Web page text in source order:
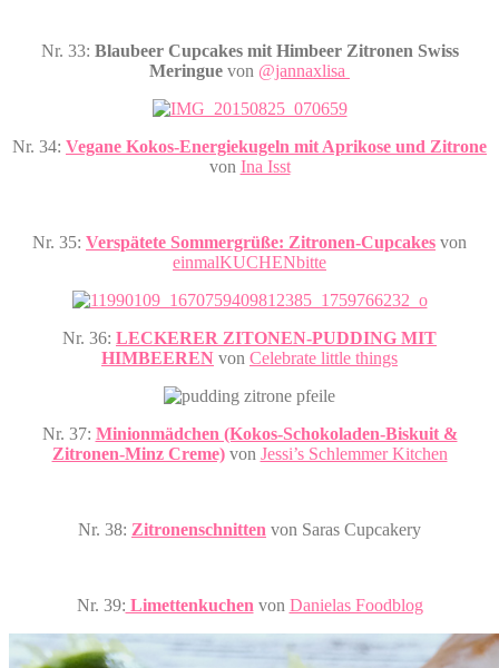
Nr. 33: Blaubeer Cupcakes mit Himbeer Zitronen Swiss
Meringue von @jannaxlisa
Nr. 34: Vegane Kokos-Energiekugeln mit Aprikose und Zitrone
von Ina Isst
Nr. 35: Verspätete Sommergrüße: Zitronen-Cupcakes von
einmalKUCHENbitte
Nr. 36: LECKERER ZITONEN-PUDDING MIT
HIMBEEREN von Celebrate little things
Nr. 37: Minionmädchen (Kokos-Schokoladen-Biskuit &
Zitronen-Minz Creme)von Jessi’s Schlemmer Kitchen
Nr. 38: Zitronenschnitten von Saras Cupcakery
Nr. 39: Limettenkuchenvon Danielas Foodblog